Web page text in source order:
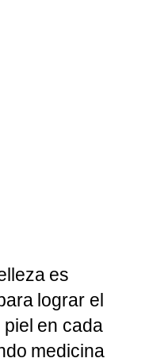
es
lograr el
en cada
medicina